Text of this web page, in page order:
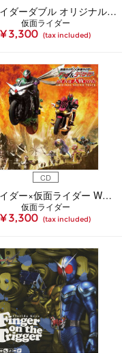
仮面ライダーダブル オリジナルサウンドトラック 2
仮面ライダー
¥ 3,300 (tax included)
CD
仮面ライダー×仮面ライダー W＆ディケイド MOVIE大戦2010 オリジナルサウンドトラック
仮面ライダー
¥ 3,300 (tax included)